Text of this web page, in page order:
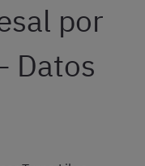
por
Datos